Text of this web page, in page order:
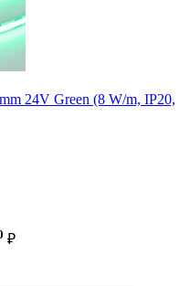
24V Green (8 W/m, IP20,
₽